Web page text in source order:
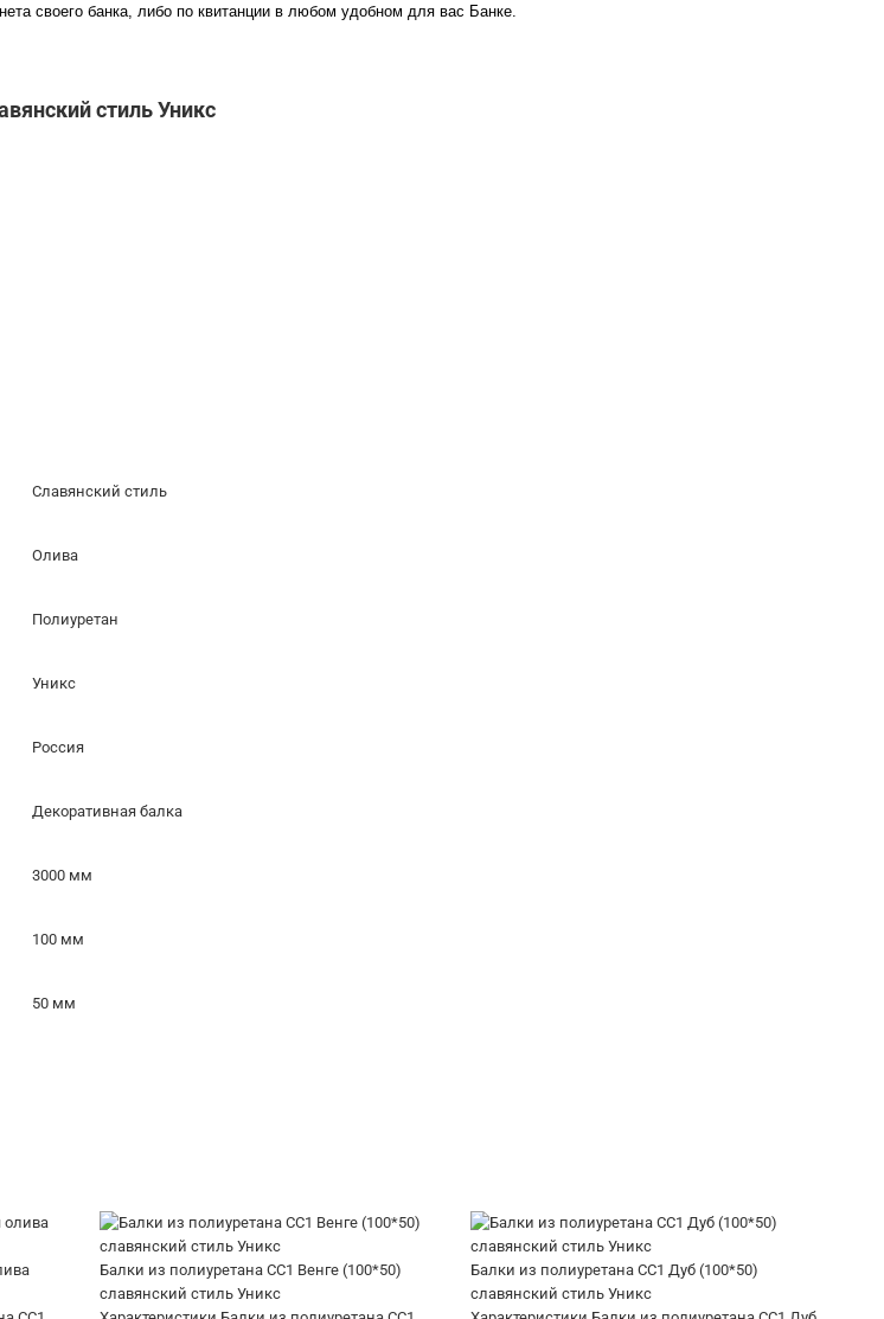
своего банка, либо по квитанции в любом удобном для вас Банке.
стиль Уникс
Славянский стиль
Олива
Полиуретан
Уникс
Россия
Декоративная балка
3000 мм
100 мм
50 мм
Балки из полиуретана СС1 Венге (100*50)
славянский стиль Уникс
Балки из полиуретана СС1 Дуб (100*50)
славянский стиль Уникс